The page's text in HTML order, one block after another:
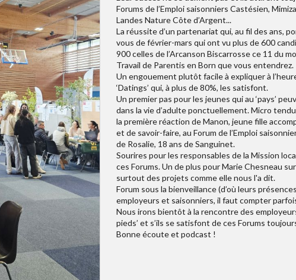
Forums de l’Emploi saisonniers Castésien,
Landes Nature Côte d’Argent...
La réussite d’un partenariat qui, au fil des ans,
vous de février-mars qui ont vu plus de 600
900 celles de l’Arcanson Biscarrosse ce 11 du
Travail de Parentis en Born que vous entendrez.
Un engouement plutôt facile à expliquer à
‘Datings’ qui, à plus de 80%, les satisfont.
Un premier pas pour les jeunes qui au ‘pays’
dans la vie d’adulte ponctuellement. Micro
la première réaction de Manon, jeune fille
et de savoir-faire, au Forum de l’Emploi
de Rosalie, 18 ans de Sanguinet.
Sourires pour les responsables de la Mission
ces Forums. Un de plus pour Marie Chesneau
surtout des projets comme elle nous l'a dit.
Forum sous la bienveillance (d’où leurs
employeurs et saisonniers, il faut compter
Nous irons bientôt à la rencontre des
pieds’ et s’ils se satisfont de ces Forums
Bonne écoute et podcast !